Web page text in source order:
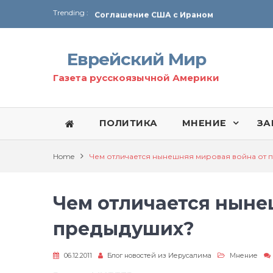
Trending :
Соглашение США с Ираном
Технология Революции в Иране
От Ирана до Ливана и Газы
Еврейский Мир
Газета русскоязычной Америки
ПОЛИТИКА МНЕНИЕ
Home Чем отличается нынешняя мировая война от
Чем отличается
предыдуших?
06.12.2011 Блог новостей из Иерусалима Мнение